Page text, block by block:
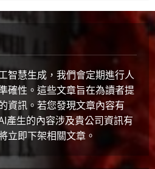
年 4 月 10 日
領導地位對香港有何啟示？
年 4 月 10 日 0
活 生活與成長 生物學
的不愛你？破解主子冷漠的真
智慧生成，我們會定期進行人
確性。這些文章旨在為讀者提
資訊。若您發現文章內容有
產生的內容涉及貴公司資訊有
立即下架相關文章。